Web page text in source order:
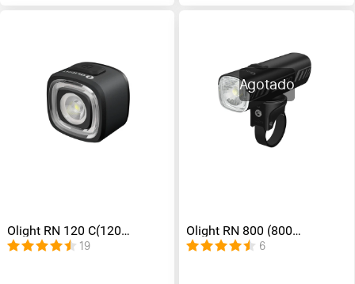
Olight RN 120 C(120
Lúmenes Luz Roja Bicicleta
de Freno)
19
Agotado
Olight RN 800 (800
Lúmenes Mejor Luz MTB
LED Recargable)
6